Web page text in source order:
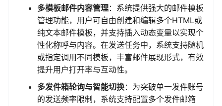
多模板邮件内容管理：系统提供强大的邮件模板
管理功能，用户可自由创建和编辑多个HTML或
纯文本邮件模板，并支持插入动态变量以实现个
性化称呼与内容。在发送任务中，系统支持随机
或指定调用不同模板，丰富邮件展现形式，有效
提升用户打开率与互动性。
多发件箱轮询与智能切换：为突破单一发件账号
的发送频率限制，系统支持配置多个发件邮箱